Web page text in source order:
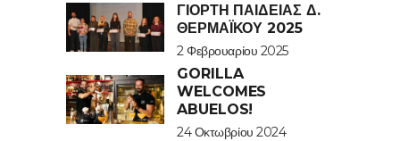
ΓΙΟΡΤΉ ΠΑΙΔΕΊΑΣ Δ.
ΘΕΡΜΑΪΚΟΎ 2025
2 Φεβρουαρίου 2025
GORILLA
WELCOMES
ABUELOS!
24 Οκτωβρίου 2024